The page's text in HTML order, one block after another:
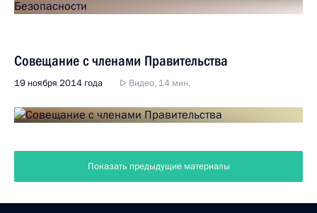
Совещание с членами Правительства
19 ноября 2014 года Видео, 14 мин.
Показать предыдущие материалы